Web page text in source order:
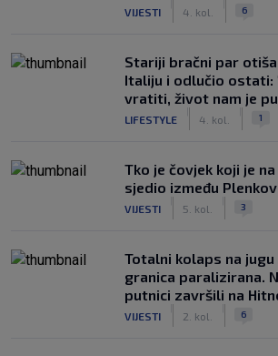
VIJESTI 4. kol. 6
Stariji bračni par
Italiju i odlučio ostati:
vratiti, život nam je
LIFESTYLE 4. kol. 1
Tko je čovjek koji je
sjedio između
VIJESTI 5. kol. 3
Totalni kolaps na jugu
granica paralizirana.
putnici završili na
VIJESTI 2. kol. 6